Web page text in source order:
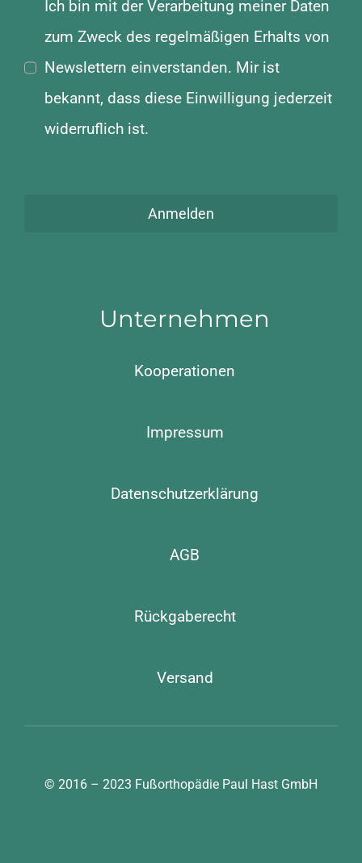
Ich bin mit der Verarbeitung meiner Daten
zum Zweck des regelmäßigen Erhalts von
Newslettern einverstanden. Mir ist
bekannt, dass diese Einwilligung jederzeit
widerruflich ist.
Anmelden
Unternehmen
Kooperationen
Impressum
Datenschutzerklärung
AGB
Rückgaberecht
Versand
© 2016 – 2023 Fußorthopädie Paul Hast GmbH